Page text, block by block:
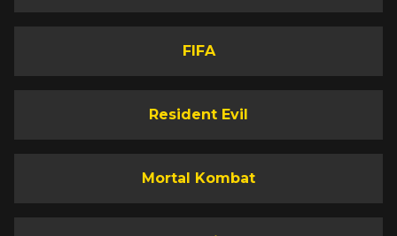
FIFA
Resident Evil
Mortal Kombat